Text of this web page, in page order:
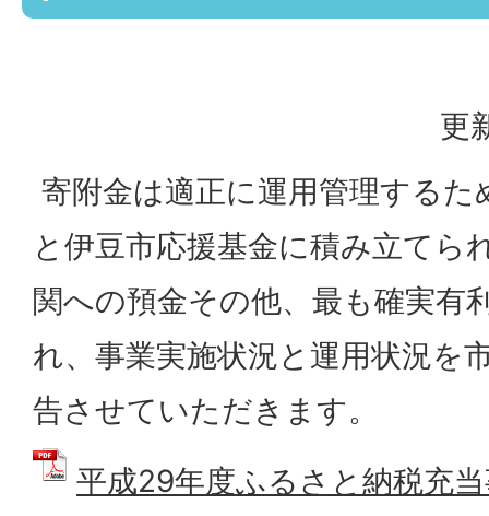
更
寄附金は適正に運用管理する
と伊豆市応援基金に積み立てら
関への預金その他、最も確実有
れ、事業実施状況と運用状況を
告させていただきます。
平成29年度ふるさと納税充